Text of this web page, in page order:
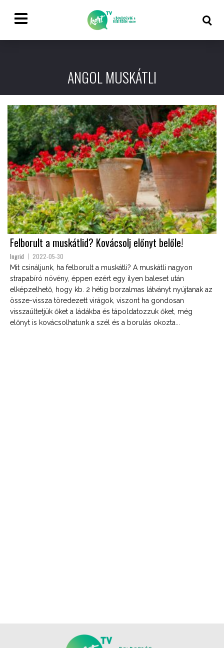
ANGOL MUSKÁTLI
Felborult a muskátlid? Kovácsolj előnyt belőle!
Ingrid 2022-05-30
Mit csináljunk, ha felborult a muskátli? A muskátli nagyon
strapabíró növény, éppen ezért egy ilyen baleset után
elképzelhető, hogy kb. 2 hétig borzalmas látványt nyújtanak az
össze-vissza töredezett virágok, viszont ha gondosan
visszaültetjük őket a ládákba és tápoldatozzuk őket, még
előnyt is kovácsolhatunk a szél és a borulás okozta...